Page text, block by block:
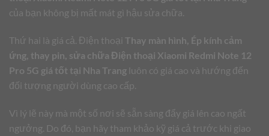
của bạn không bị mất mát gì hậu sửa chữa.
Thứ hai là giá cả. Điện thoại Thay màn hình, Ép kính cảm
ứng, thay pin, sửa chữa Điện thoại Xiaomi Redmi Note 12
Pro 5G giá tốt tại Nha Trang luôn có giá cao và hướng đến
đối tượng người dùng cao cấp.
Vì lý lẽ này mà một số nơi sẽ sẵn sàng đẩy giá lên cao ngất
ngưởng. Do đó, bạn hãy tham khảo kỹ giá cả trước khi giao